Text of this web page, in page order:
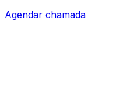
Agendar chamada